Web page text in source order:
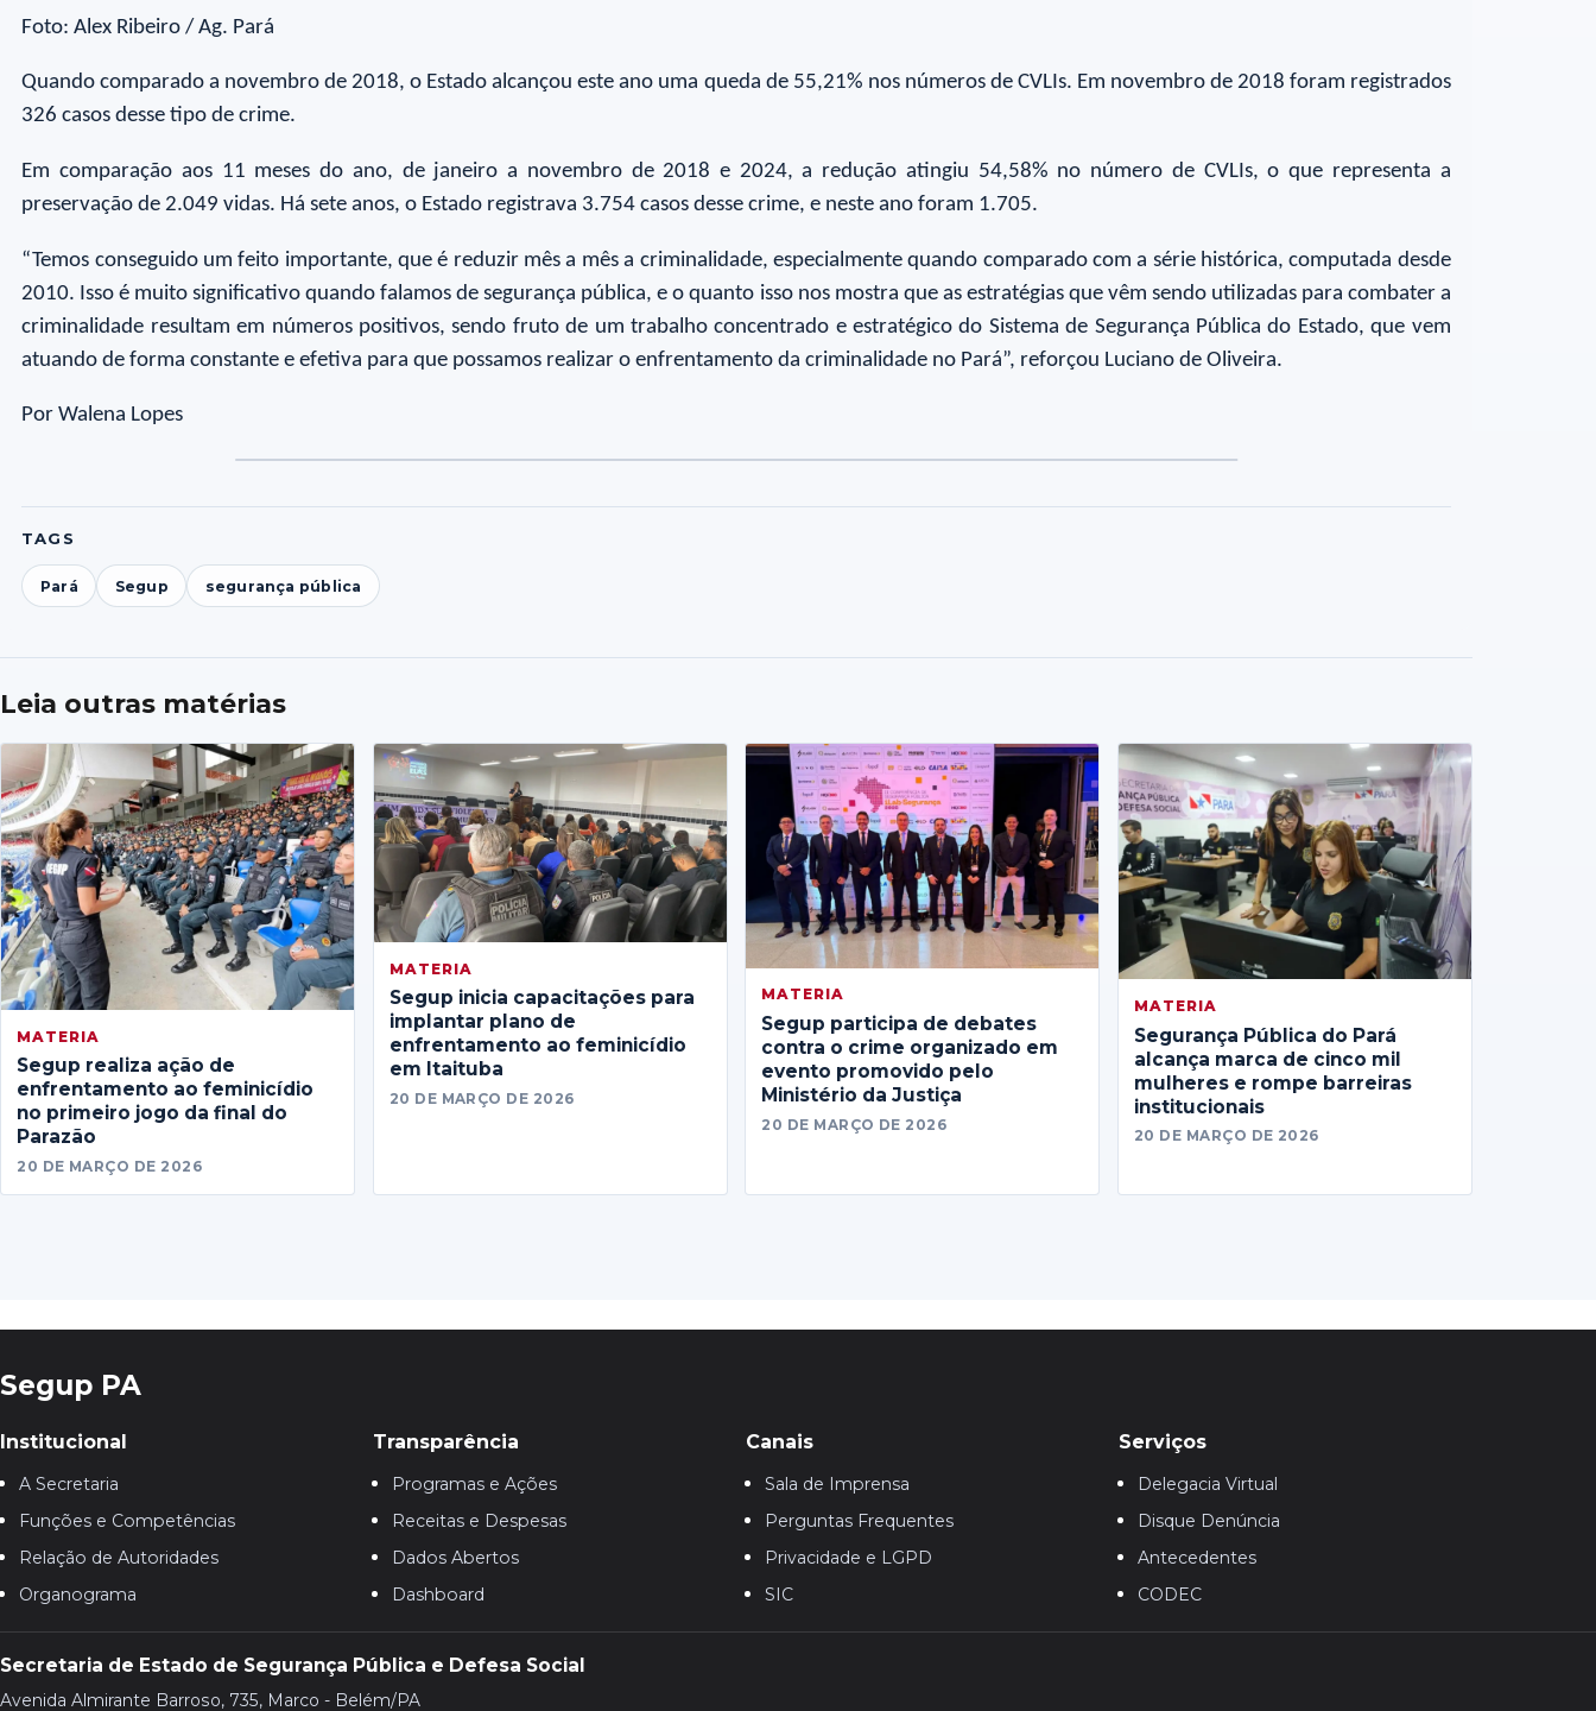
Foto: Alex Ribeiro / Ag. Pará
Quando comparado a novembro de 2018, o Estado alcançou este ano uma queda de 55,21% nos números de CVLIs. Em novembro de 2018 foram registrados
326 casos desse tipo de crime.
Em comparação aos 11 meses do ano, de janeiro a novembro de 2018 e 2024, a redução atingiu 54,58% no número de CVLIs, o que representa a
preservação de 2.049 vidas. Há sete anos, o Estado registrava 3.754 casos desse crime, e neste ano foram 1.705.
“Temos conseguido um feito importante, que é reduzir mês a mês a criminalidade, especialmente quando comparado com a série histórica, computada desde
2010. Isso é muito significativo quando falamos de segurança pública, e o quanto isso nos mostra que as estratégias que vêm sendo utilizadas para combater a
criminalidade resultam em números positivos, sendo fruto de um trabalho concentrado e estratégico do Sistema de Segurança Pública do Estado, que vem
atuando de forma constante e efetiva para que possamos realizar o enfrentamento da criminalidade no Pará”, reforçou Luciano de Oliveira.
Por Walena Lopes
TAGS
Pará Segup segurança pública
Leia outras matérias
MATERIA
Segup realiza ação de
enfrentamento ao feminicídio
no primeiro jogo da final do
Parazão
20 DE MARÇO DE 2026
MATERIA
Segup inicia capacitações para
implantar plano de
enfrentamento ao feminicídio
em Itaituba
20 DE MARÇO DE 2026
MATERIA
Segup participa de debates
contra o crime organizado em
evento promovido pelo
Ministério da Justiça
20 DE MARÇO DE 2026
MATERIA
Segurança Pública do Pará
alcança marca de cinco mil
mulheres e rompe barreiras
institucionais
20 DE MARÇO DE 2026
Segup PA
Institucional
A Secretaria
Funções e Competências
Relação de Autoridades
Organograma
Transparência
Programas e Ações
Receitas e Despesas
Dados Abertos
Dashboard
Canais
Sala de Imprensa
Perguntas Frequentes
Privacidade e LGPD
SIC
Serviços
Delegacia Virtual
Disque Denúncia
Antecedentes
CODEC
Secretaria de Estado de Segurança Pública e Defesa Social
Avenida Almirante Barroso, 735, Marco - Belém/PA